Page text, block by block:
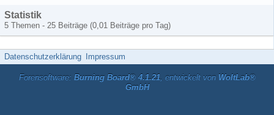
Statistik
5 Themen - 25 Beiträge (0,01 Beiträge pro Tag)
Datenschutzerklärung Impressum
Forensoftware: Burning Board® 4.1.21, entwickelt von WoltLab®
GmbH